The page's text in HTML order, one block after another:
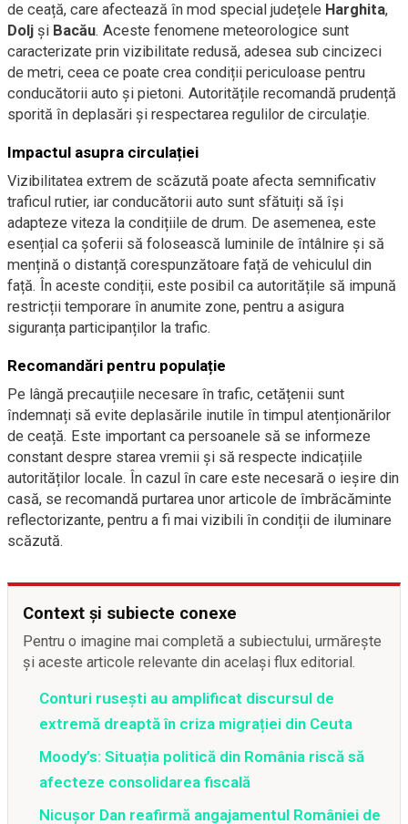
de ceață, care afectează în mod special județele Harghita,
Dolj și Bacău. Aceste fenomene meteorologice sunt
caracterizate prin vizibilitate redusă, adesea sub cincizeci
de metri, ceea ce poate crea condiții periculoase pentru
conducătorii auto și pietoni. Autoritățile recomandă prudență
sporită în deplasări și respectarea regulilor de circulație.
Impactul asupra circulației
Vizibilitatea extrem de scăzută poate afecta semnificativ
traficul rutier, iar conducătorii auto sunt sfătuiți să își
adapteze viteza la condițiile de drum. De asemenea, este
esențial ca șoferii să folosească luminile de întâlnire și să
mențină o distanță corespunzătoare față de vehiculul din
față. În aceste condiții, este posibil ca autoritățile să impună
restricții temporare în anumite zone, pentru a asigura
siguranța participanților la trafic.
Recomandări pentru populație
Pe lângă precauțiile necesare în trafic, cetățenii sunt
îndemnați să evite deplasările inutile în timpul atenționărilor
de ceață. Este important ca persoanele să se informeze
constant despre starea vremii și să respecte indicațiile
autorităților locale. În cazul în care este necesară o ieșire din
casă, se recomandă purtarea unor articole de îmbrăcăminte
reflectorizante, pentru a fi mai vizibili în condiții de iluminare
scăzută.
Context și subiecte conexe
Pentru o imagine mai completă a subiectului, urmărește
și aceste articole relevante din același flux editorial.
Conturi rusești au amplificat discursul de
extremă dreaptă în criza migrației din Ceuta
Moody’s: Situația politică din România riscă să
afecteze consolidarea fiscală
Nicușor Dan reafirmă angajamentul României de